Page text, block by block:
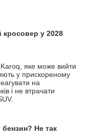
кросовер у 2028
Karoq, яке може вийти
у прискореному
на
і не втрачати
бензин? Не так